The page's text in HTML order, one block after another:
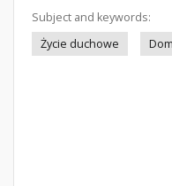
Subject and keywords:
Życie duchowe